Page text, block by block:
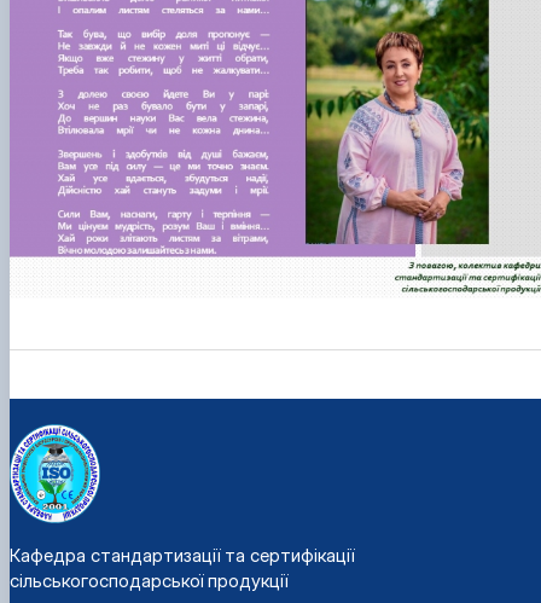
Кафедра стандартизації та сертифікації
сільськогосподарської продукції